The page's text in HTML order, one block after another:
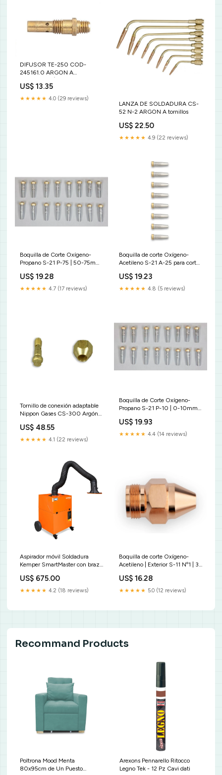
DIFUSOR TE-250 COD-
245161.0 ARGON A
US$ 13.35
★★★★★ 4.0 (29 reviews)
LANZA DE SOLDADURA CS-
52 N-2 ARGON A tornillos
US$ 22.50
★★★★★ 4.9 (22 reviews)
Boquilla de Corte Oxígeno-
Propano S-21 P-75 | 50-75mm
US$ 19.28
★★★★★ 4.7 (17 reviews)
Boquilla de corte Oxígeno-
Acetileno S-21 A-25 para cortar
MANIOBRA Y LLAVES DE
VASO
US$ 19.23
★★★★★ 4.8 (5 reviews)
Tornillo de conexión adaptable
Nippon Gases CS-300 Argón
US$ 48.55
★★★★★ 4.1 (22 reviews)
Boquilla de Corte Oxígeno-
Propano S-21 P-10 | 0-10mm
US$ 19.93
★★★★★ 4.4 (14 reviews)
Aspirador móvil Soldadura
Kemper SmartMaster con brazo
ACCIONAMIENTOS
US$ 675.00
★★★★★ 4.2 (18 reviews)
Boquilla de corte Oxígeno-
Acetileno | Exterior S-11 Nº1 | 3-
US$ 16.28
★★★★★ 5.0 (12 reviews)
Recommand Products
Poltrona Mood Menta
80x95cm de Un Puesto
Arexons Pennarello Ritocco
Legno Tek - 12 Pz Cavi dati